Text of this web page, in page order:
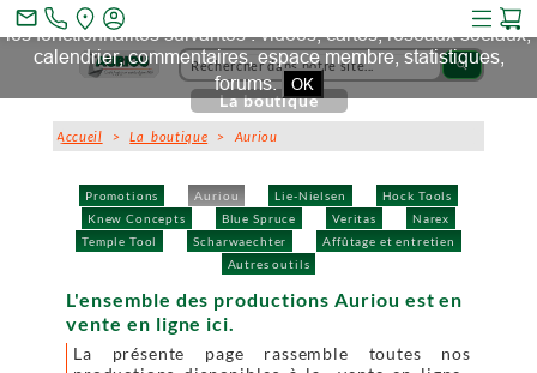
search
Promotions Auriou Lie-Nielsen
Hock Tools
Knew Concepts
Blue Spruce Veritas
Narex
Temple Tool
Scharwaechter
Affûtage et entretien
Autres outils
La boutique
Accueil >La boutique > Auriou
L'ensemble des productions Auriou est en
vente en ligne ici.
La présente page rassemble toutes nos
mail_outline
Ce site et des sites tiers qu'il utilise collectent des cookies pour
les fonctionnalités suivantes : vidéos, cartes, réseaux sociaux,
calendrier, commentaires, espace membre, statistiques,
forums. OK